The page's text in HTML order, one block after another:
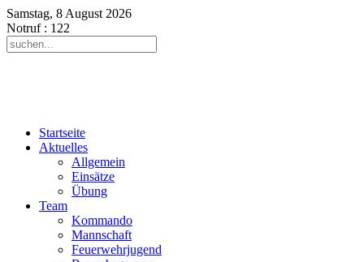
Samstag, 8 August 2026
Notruf: 122
Startseite
Aktuelles
Allgemein
Einsätze
Übung
Team
Kommando
Mannschaft
Feuerwehrjugend